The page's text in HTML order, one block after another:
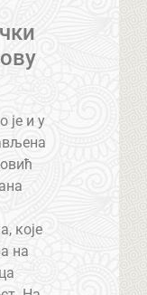
је и у
које
на